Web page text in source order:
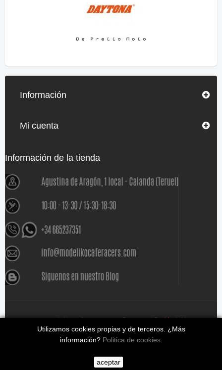
Información
Mi cuenta
Información de la tienda
Utilizamos cookies propias y de terceros. ¿Más
información? Politica de cookies.
aceptar
www.modelikocaferacers.com Designed By Modeliko